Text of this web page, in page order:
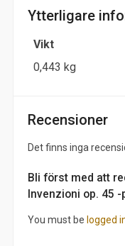
Ytterligare
Vikt
0,443 kg
Recensioner
Det finns inga
Bli först med att
Invenzioni op. 45
You must be logged